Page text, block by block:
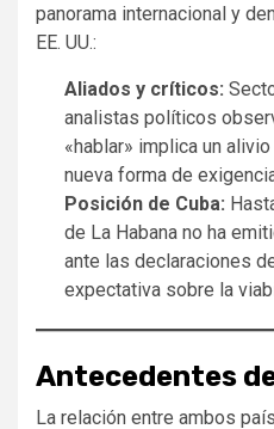
panorama internacional y
EE. UU.:
Aliados y críticos:
analistas políticos
«hablar» implica un
nueva forma de
Posición de Cuba:
de La Habana no ha
ante las declaraciones
expectativa sobre la
Antecedentes
La relación entre ambos